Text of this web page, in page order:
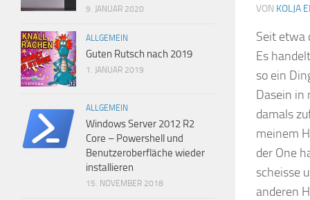
VON KOLJA
Seit etwa
Es
so ein
Dasein in
damals
meinem
der One
scheisse
anderen
9. JANUAR 2020
ALLGEMEIN
Guten Rutsch nach 2019
1. JANUAR 2019
ALLGEMEIN
Windows Server 2012 R2
Core – Powershell und
Benutzeroberfläche wieder
installieren
15. NOVEMBER 2018